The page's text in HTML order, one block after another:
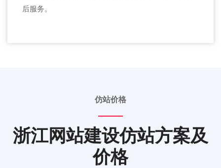
后服务。
仿站价格
浙江网站建设仿站方案及
价格